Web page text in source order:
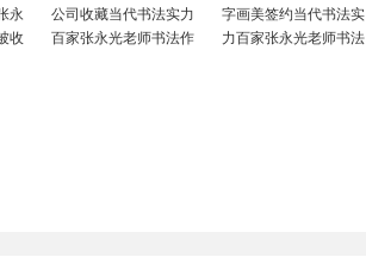
永
收
公司收藏当代书法实力
百家张永光老师书法作
字画美签约当代书法实
力百家张永光老师书法